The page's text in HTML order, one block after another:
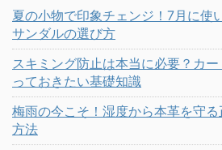
夏の小物で印象チェンジ！7月に使
サンダルの選び方
スキミング防止は本当に必要？カ
っておきたい基礎知識
梅雨の今こそ！湿度から本革を守
方法